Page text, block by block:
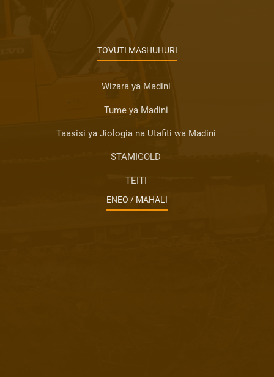
TOVUTI MASHUHURI
Wizara ya Madini
Tume ya Madini
Taasisi ya Jiologia na Utafiti wa Madini
STAMIGOLD
TEITI
ENEO / MAHALI